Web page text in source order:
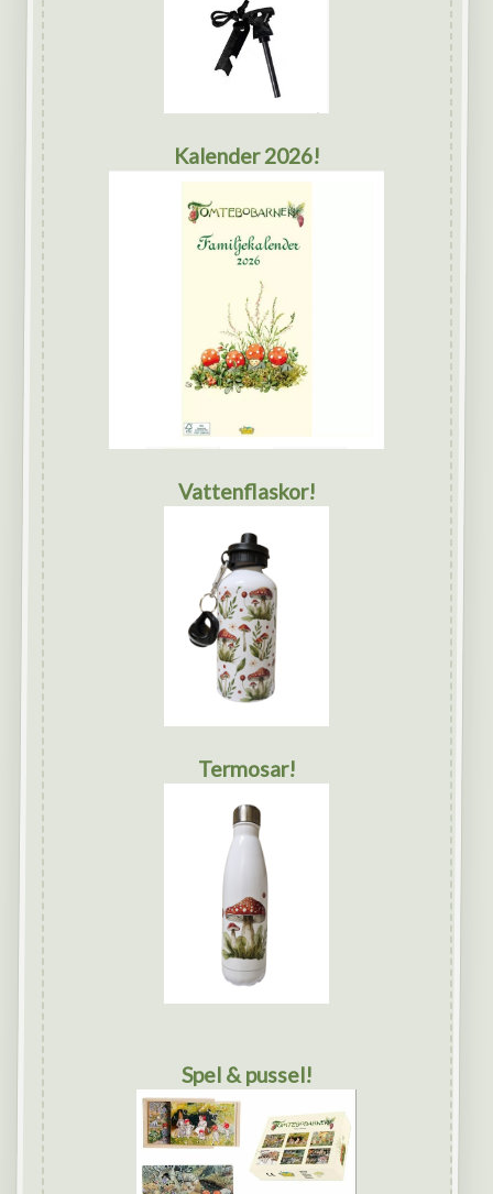
Kalender 2026!
Vattenflaskor!
Termosar!
Spel & pussel!